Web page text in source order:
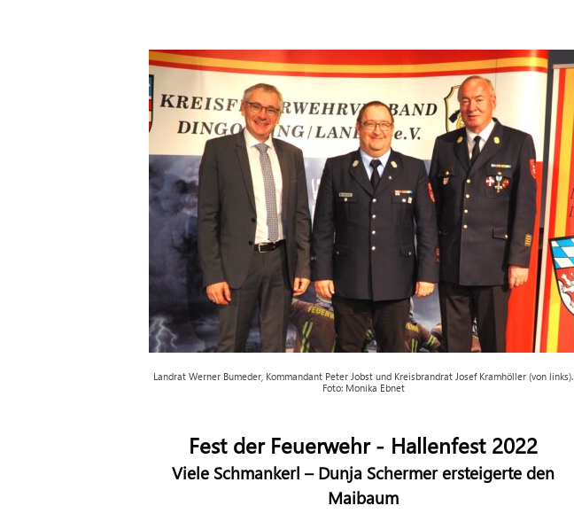
Landrat Werner Bumeder, Kommandant Peter Jobst und Kreisbrandrat Josef Kramhöller (von links).
Foto: Monika Ebnet
Fest der Feuerwehr - Hallenfest 2022
Viele Schmankerl – Dunja Schermer ersteigerte den
Maibaum